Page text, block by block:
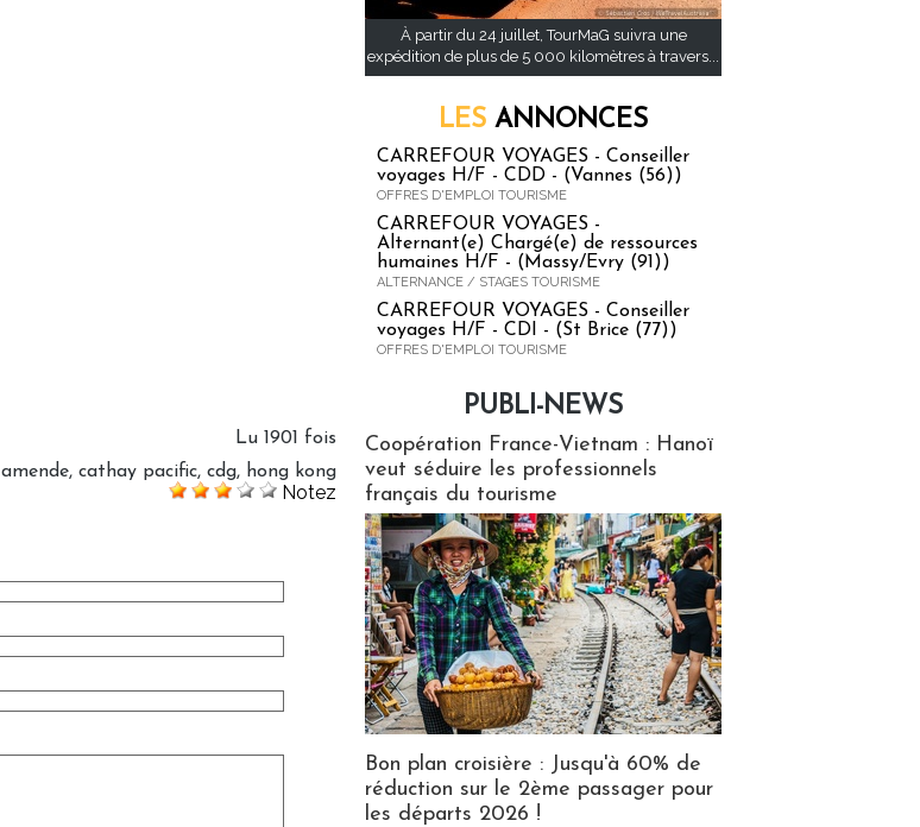
Lu 1901 fois
amende, cathay pacific, cdg, hong kong
Notez
À partir du 24 juillet, TourMaG suivra une
expédition de plus de 5 000 kilomètres à travers...
LES ANNONCES
CARREFOUR VOYAGES - Conseiller
voyages H/F - CDD - (Vannes (56))
OFFRES D'EMPLOI TOURISME
CARREFOUR VOYAGES -
Alternant(e) Chargé(e) de ressources
humaines H/F - (Massy/Evry (91))
ALTERNANCE / STAGES TOURISME
CARREFOUR VOYAGES - Conseiller
voyages H/F - CDI - (St Brice (77))
OFFRES D'EMPLOI TOURISME
PUBLI-NEWS
Coopération France-Vietnam : Hanoï
veut séduire les professionnels
français du tourisme
Bon plan croisière : Jusqu'à 60% de
réduction sur le 2ème passager pour
les départs 2026 !